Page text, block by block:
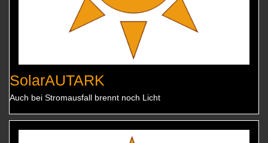
SolarAUTARK
Auch bei Stromausfall brennt noch Licht